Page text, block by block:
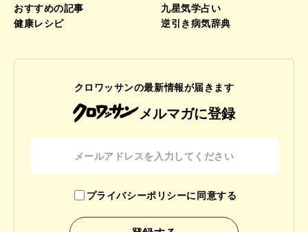
おすすめの記事
九星気学占い
健康レシピ
逆引き病気辞典
クロワッサンの最新情報が届きます
メルマガに登録
プライバシーポリシーに同意する